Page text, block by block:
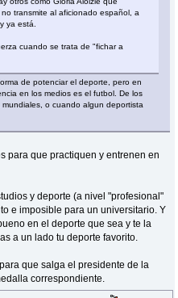
transmite al aficionado español, a
ya está.
cuando se trata de "fichar a
de potenciar el deporte, pero en
en los medios es el futbol. De los
o cuando algun deportista
para que practiquen y entrenen en
y deporte (a nivel "profesional"
e imposible para un universitario. Y
en el deporte que sea y te la
a un lado tu deporte favorito.
que salga el presidente de la
correspondiente.